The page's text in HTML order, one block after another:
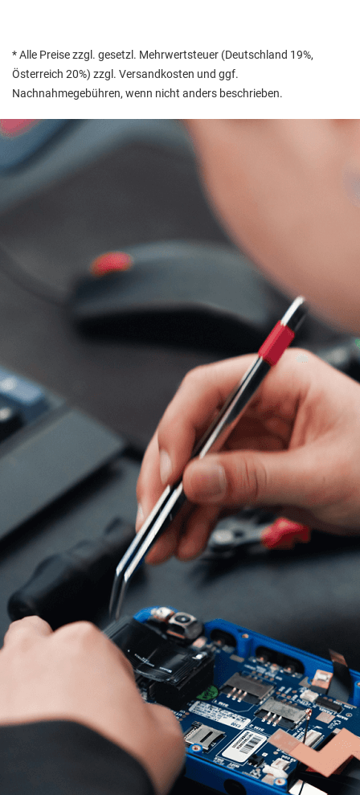
* Alle Preise zzgl. gesetzl. Mehrwertsteuer (Deutschland 19%,
Österreich 20%) zzgl. Versandkosten und ggf.
Nachnahmegebühren, wenn nicht anders beschrieben.